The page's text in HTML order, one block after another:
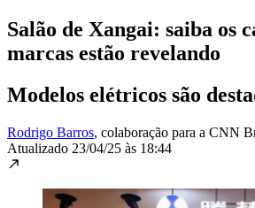
Salão de Xangai: saiba os
marcas estão revelando
Modelos elétricos são
Rodrigo Barros, colaboração para a CNN
Atualizado 23/04/25 às 18:44